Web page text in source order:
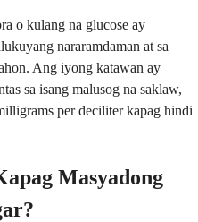
o kulang na glucose ay
nararamdaman at sa
Ang iyong katawan ay
sa isang malusog na saklaw,
per deciliter kapag hindi
Masyadong